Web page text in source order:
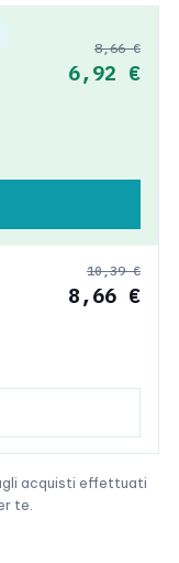
8,66 €
6,92 €
10,39 €
8,66 €
acquisti effettuati
te.